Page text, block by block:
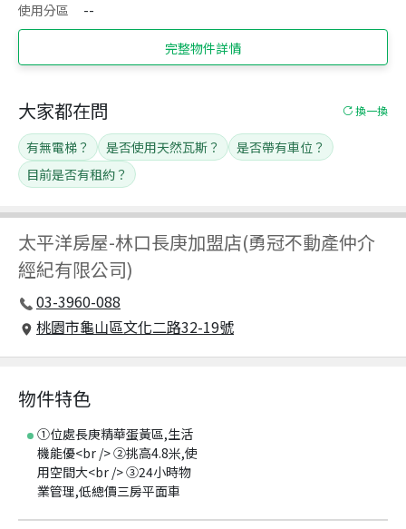
使用分區
--
完整物件詳情
太平洋房屋-林口長庚加盟店(勇冠不動產仲介
經紀有限公司)
03-3960-088
桃園市龜山區文化二路32-19號
大家都在問 換一換
有無電梯？ 是否使用天然瓦斯？
是否帶有車位？
目前是否有租約？
物件特色
①位處長庚精華蛋黃區,生活
機能優<br /> ②挑高4.8米,使
用空間大<br /> ③24小時物
業管理,低總價三房平面車